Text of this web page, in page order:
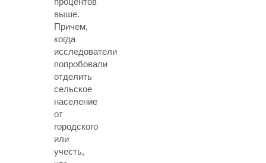
выше.
Причем,
когда
исследователи
попробовали
отделить
сельское
население
от
городского
или
учесть,